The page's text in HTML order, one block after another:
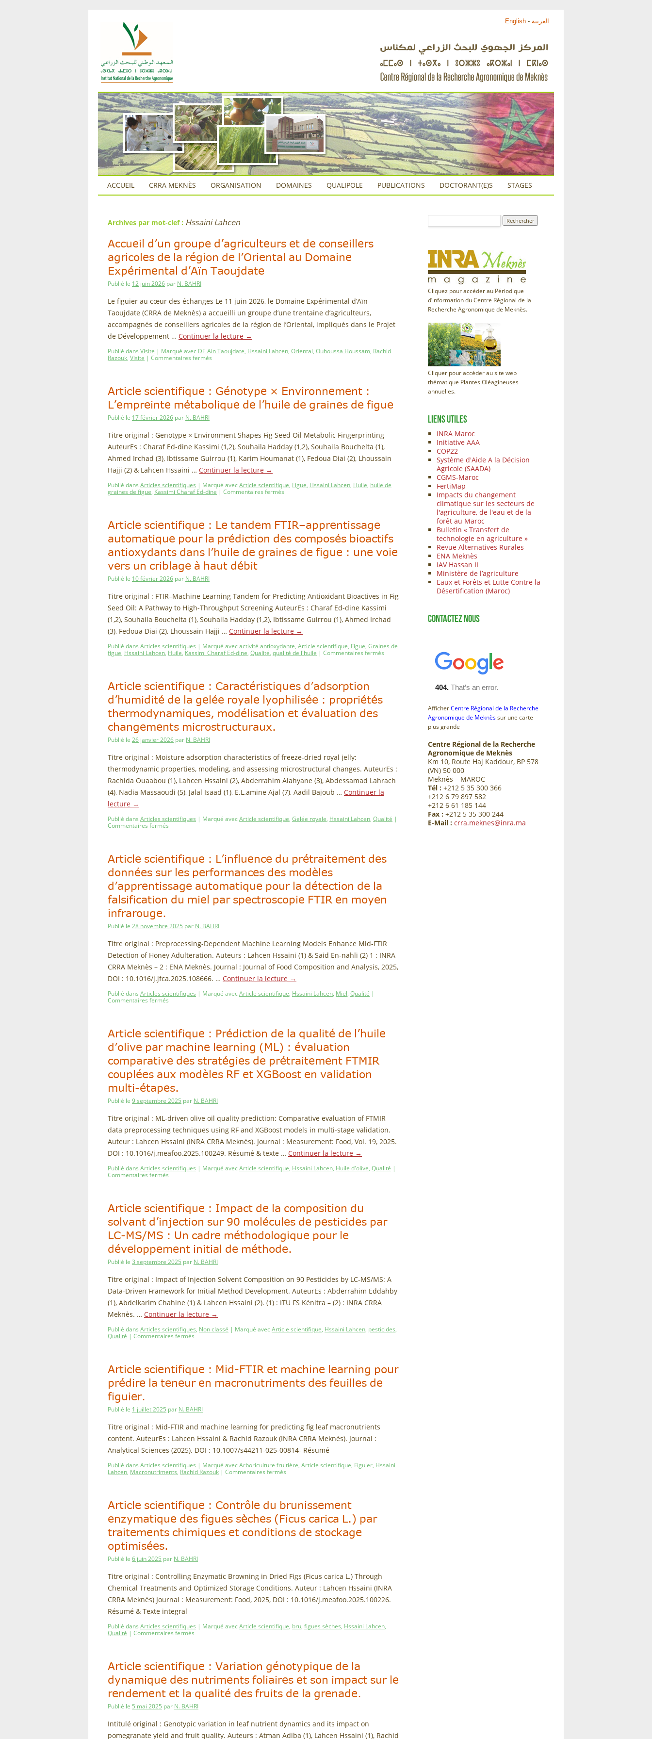
English - العربية
ACCUEIL CRRA MEKNÈS ORGANISATION DOMAINES QUALIPOLE PUBLICATIONS DOCTORANT(E)S STAGES
Archives par mot-clef : Hssaini Lahcen
Accueil d’un groupe d’agriculteurs et de conseillers
agricoles de la région de l’Oriental au Domaine
Expérimental d’Aïn Taoujdate
Publié le 12 juin 2026 par N. BAHRI
Le figuier au cœur des échanges Le 11 juin 2026, le Domaine Expérimental d’Aïn
Taoujdate (CRRA de Meknès) a accueilli un groupe d’une trentaine d’agriculteurs,
accompagnés de conseillers agricoles de la région de l’Oriental, impliqués dans le Projet
de Développement … Continuer la lecture →
Publié dans Visite | Marqué avec DE Ain Taoujdate, Hssaini Lahcen, Oriental, Ouhoussa Houssam, Rachid
Razouk, Visite | Commentaires fermés
Article scientifique : Génotype × Environnement :
L’empreinte métabolique de l’huile de graines de figue
Publié le 17 février 2026 par N. BAHRI
Titre original : Genotype × Environment Shapes Fig Seed Oil Metabolic Fingerprinting
AuteurEs : Charaf Ed-dine Kassimi (1,2), Souhaila Hadday (1,2), Souhaila Bouchelta (1),
Ahmed Irchad (3), Ibtissame Guirrou (1), Karim Houmanat (1), Fedoua Diai (2), Lhoussain
Hajji (2) & Lahcen Hssaini … Continuer la lecture →
Publié dans Articles scientifiques | Marqué avec Article scientifique, Figue, Hssaini Lahcen, Huile, huile de
graines de figue, Kassimi Charaf Ed-dine | Commentaires fermés
Article scientifique : Le tandem FTIR–apprentissage
automatique pour la prédiction des composés bioactifs
antioxydants dans l’huile de graines de figue : une voie
vers un criblage à haut débit
Publié le 10 février 2026 par N. BAHRI
Titre original : FTIR–Machine Learning Tandem for Predicting Antioxidant Bioactives in Fig
Seed Oil: A Pathway to High-Throughput Screening AuteurEs : Charaf Ed-dine Kassimi
(1,2), Souhaila Bouchelta (1), Souhaila Hadday (1,2), Ibtissame Guirrou (1), Ahmed Irchad
(3), Fedoua Diai (2), Lhoussain Hajji … Continuer la lecture →
Publié dans Articles scientifiques | Marqué avec activité antioxydante, Article scientifique, Figue, Graines de
figue, Hssaini Lahcen, Huile, Kassimi Charaf Ed-dine, Qualité, qualité de l'huile | Commentaires fermés
Article scientifique : Caractéristiques d’adsorption
d’humidité de la gelée royale lyophilisée : propriétés
thermodynamiques, modélisation et évaluation des
changements microstructuraux.
Publié le 26 janvier 2026 par N. BAHRI
Titre original : Moisture adsorption characteristics of freeze-dried royal jelly:
thermodynamic properties, modeling, and assessing microstructural changes. AuteurEs :
Rachida Ouaabou (1), Lahcen Hssaini (2), Abderrahim Alahyane (3), Abdessamad Lahrach
(4), Nadia Massaoudi (5), Jalal Isaad (1), E.L.amine Ajal (7), Aadil Bajoub … Continuer la
lecture →
Publié dans Articles scientifiques | Marqué avec Article scientifique, Gelée royale, Hssaini Lahcen, Qualité |
Commentaires fermés
Article scientifique : L’influence du prétraitement des
données sur les performances des modèles
d’apprentissage automatique pour la détection de la
falsification du miel par spectroscopie FTIR en moyen
infrarouge.
Publié le 28 novembre 2025 par N. BAHRI
Titre original : Preprocessing-Dependent Machine Learning Models Enhance Mid-FTIR
Detection of Honey Adulteration. Auteurs : Lahcen Hssaini (1) & Said En-nahli (2) 1 : INRA
CRRA Meknès – 2 : ENA Meknès. Journal : Journal of Food Composition and Analysis, 2025,
DOI : 10.1016/j.jfca.2025.108666. … Continuer la lecture →
Publié dans Articles scientifiques | Marqué avec Article scientifique, Hssaini Lahcen, Miel, Qualité |
Commentaires fermés
Article scientifique : Prédiction de la qualité de l’huile
d’olive par machine learning (ML) : évaluation
comparative des stratégies de prétraitement FTMIR
couplées aux modèles RF et XGBoost en validation
multi-étapes.
Publié le 9 septembre 2025 par N. BAHRI
Titre original : ML-driven olive oil quality prediction: Comparative evaluation of FTMIR
data preprocessing techniques using RF and XGBoost models in multi-stage validation.
Auteur : Lahcen Hssaini (INRA CRRA Meknès). Journal : Measurement: Food, Vol. 19, 2025.
DOI : 10.1016/j.meafoo.2025.100249. Résumé & texte … Continuer la lecture →
Publié dans Articles scientifiques | Marqué avec Article scientifique, Hssaini Lahcen, Huile d'olive, Qualité |
Commentaires fermés
Article scientifique : Impact de la composition du
solvant d’injection sur 90 molécules de pesticides par
LC-MS/MS : Un cadre méthodologique pour le
développement initial de méthode.
Publié le 3 septembre 2025 par N. BAHRI
Titre original : Impact of Injection Solvent Composition on 90 Pesticides by LC-MS/MS: A
Data-Driven Framework for Initial Method Development. AuteurEs : Abderrahim Eddahby
(1), Abdelkarim Chahine (1) & Lahcen Hssaini (2). (1) : ITU FS Kénitra – (2) : INRA CRRA
Meknès. … Continuer la lecture →
Publié dans Articles scientifiques, Non classé | Marqué avec Article scientifique, Hssaini Lahcen, pesticides,
Qualité | Commentaires fermés
Article scientifique : Mid-FTIR et machine learning pour
prédire la teneur en macronutriments des feuilles de
figuier.
Publié le 1 juillet 2025 par N. BAHRI
Titre original : Mid-FTIR and machine learning for predicting fig leaf macronutrients
content. AuteurEs : Lahcen Hssaini & Rachid Razouk (INRA CRRA Meknès). Journal :
Analytical Sciences (2025). DOI : 10.1007/s44211-025-00814- Résumé
Publié dans Articles scientifiques | Marqué avec Arboriculture fruitière, Article scientifique, Figuier, Hssaini
Lahcen, Macronutriments, Rachid Razouk | Commentaires fermés
Article scientifique : Contrôle du brunissement
enzymatique des figues sèches (Ficus carica L.) par
traitements chimiques et conditions de stockage
optimisées.
Publié le 6 juin 2025 par N. BAHRI
Titre original : Controlling Enzymatic Browning in Dried Figs (Ficus carica L.) Through
Chemical Treatments and Optimized Storage Conditions. Auteur : Lahcen Hssaini (INRA
CRRA Meknès) Journal : Measurement: Food, 2025, DOI : 10.1016/j.meafoo.2025.100226.
Résumé & Texte integral
Publié dans Articles scientifiques | Marqué avec Article scientifique, bru, figues sèches, Hssaini Lahcen,
Qualité | Commentaires fermés
Article scientifique : Variation génotypique de la
dynamique des nutriments foliaires et son impact sur le
rendement et la qualité des fruits de la grenade.
Publié le 5 mai 2025 par N. BAHRI
Intitulé original : Genotypic variation in leaf nutrient dynamics and its impact on
pomegranate yield and fruit quality. Auteurs : Atman Adiba (1), Lahcen Hssaini (1), Rachid
Cliquez pour accéder au Périodique
d’information du Centre Régional de la
Recherche Agronomique de Meknès.
Cliquer pour accéder au site web
thématique Plantes Oléagineuses
annuelles.
LIENS UTILES
INRA Maroc
Initiative AAA
COP22
Système d'Aide A la Décision
Agricole (SAADA)
CGMS-Maroc
FertiMap
Impacts du changement
climatique sur les secteurs de
l'agriculture, de l'eau et de la
forêt au Maroc
Bulletin « Transfert de
technologie en agriculture »
Revue Alternatives Rurales
ENA Meknès
IAV Hassan II
Ministère de l’agriculture
Eaux et Forêts et Lutte Contre la
Désertification (Maroc)
CONTACTEZ NOUS
Afficher Centre Régional de la Recherche
Agronomique de Meknès sur une carte
plus grande
Centre Régional de la Recherche
Agronomique de Meknès
Km 10, Route Haj Kaddour, BP 578
(VN) 50 000
Meknès – MAROC
Tél : +212 5 35 300 366
+212 6 79 897 582
+212 6 61 185 144
Fax : +212 5 35 300 244
E-Mail : crra.meknes@inra.ma